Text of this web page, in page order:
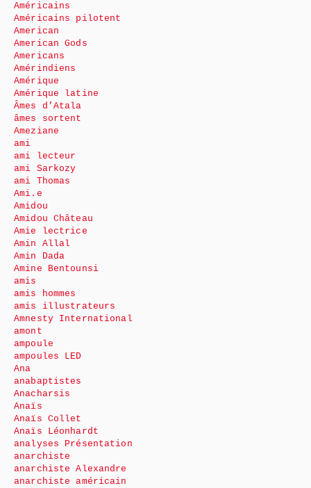
Américains
Américains pilotent
American
American Gods
Americans
Amérindiens
Amérique
Amérique latine
Âmes d’Atala
âmes sortent
Ameziane
ami
ami lecteur
ami Sarkozy
ami Thomas
Ami.e
Amidou
Amidou Château
Amie lectrice
Amin Allal
Amin Dada
Amine Bentounsi
amis
amis hommes
amis illustrateurs
Amnesty International
amont
ampoule
ampoules LED
Ana
anabaptistes
Anacharsis
Anaïs
Anaïs Collet
Anaïs Léonhardt
analyses Présentation
anarchiste
anarchiste Alexandre
anarchiste américain